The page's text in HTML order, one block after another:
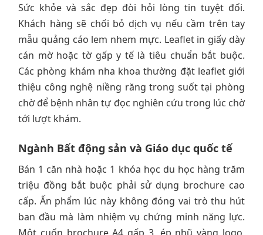
Sức khỏe và sắc đẹp đòi hỏi lòng tin tuyệt đối.
Khách hàng sẽ chối bỏ dịch vụ nếu cầm trên tay
mẫu quảng cáo lem nhem mực. Leaflet in giấy dày
cán mờ hoặc tờ gấp y tế là tiêu chuẩn bắt buộc.
Các phòng khám nha khoa thường đặt leaflet giới
thiệu công nghệ niềng răng trong suốt tại phòng
chờ để bệnh nhân tự đọc nghiên cứu trong lúc chờ
tới lượt khám.
Ngành Bất động sản và Giáo dục quốc tế
Bán 1 căn nhà hoặc 1 khóa học du học hàng trăm
triệu đồng bắt buộc phải sử dụng brochure cao
cấp. Ấn phẩm lúc này không đóng vai trò thu hút
ban đầu mà làm nhiệm vụ chứng minh năng lực.